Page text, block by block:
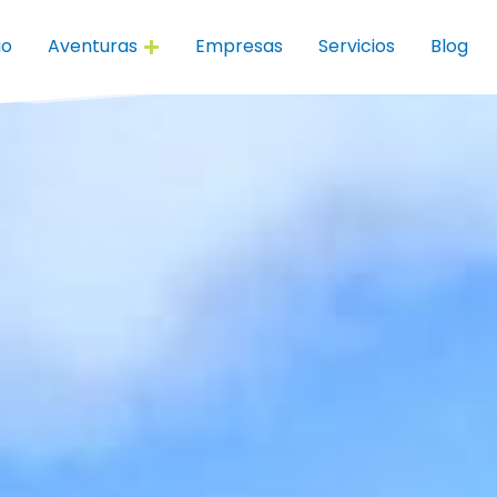
Aventuras Empresas Servicios Blog